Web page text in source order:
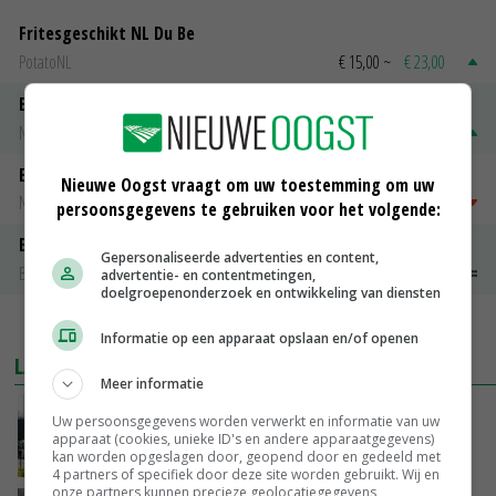
Fritesgeschikt NL Du Be
PotatoNL
€ 15,00 ~ € 23,00
Emmeloord Tarwe
Noteringen
€ 210,00
Emmeloord Schaaltjespeen
Noteringen
€ 5,00~ € 20,00
Bintje A 28/35
Bintje Info
LAATSTE NIEUWS
Gemiddelde Europese melkprijs daalt licht in
juni
GISTEREN, 17:04
Nieuwe Oogst vraagt om uw toestemming om uw
persoonsgegevens te gebruiken voor het volgende:
Gepersonaliseerde advertenties en content,
advertentie- en contentmetingen,
doelgroepenonderzoek en ontwikkeling van diensten
Informatie op een apparaat opslaan en/of openen
Meer informatie
Uw persoonsgegevens worden verwerkt en informatie van uw
apparaat (cookies, unieke ID's en andere apparaatgegevens)
kan worden opgeslagen door, geopend door en gedeeld met
4 partners of specifiek door deze site worden gebruikt. Wij en
onze partners kunnen precieze geolocatiegegevens